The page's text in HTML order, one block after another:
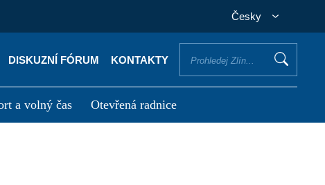
Česky
DISKUZNÍ FÓRUM KONTAKTY
a volný čas Otevřená radnice